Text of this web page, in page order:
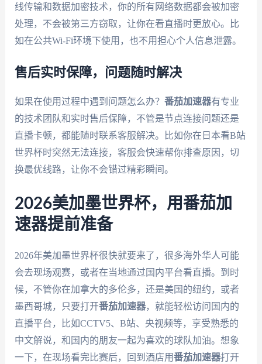
线传输和数据加密技术，你的所有网络数据都会被加密
处理，不会被第三方窃取，让你在看直播时更放心。比
如在公共Wi-Fi环境下使用，也不用担心个人信息泄露。
售后实时保障，问题随时解决
如果在使用过程中遇到问题怎么办？ 番茄加速器有专业
的技术团队和实时售后保障，不管是节点连接问题还是
直播卡顿，都能随时联系客服解决。比如你在日本看B站
世界杯时突然无法连接，客服会快速帮你排查原因，切
换最优线路，让你不会错过精彩瞬间。
2026美加墨世界杯，用番茄加
速器提前准备
2026年美加墨世界杯很快就要来了，很多海外华人可能
会去现场观赛，或者在当地通过国内平台看直播。到时
候，不管你在加拿大的多伦多，还是美国的纽约，或者
墨西哥城，只要打开番茄加速器，就能轻松访问国内的
直播平台，比如CCTV5、B站、央视频等，享受熟悉的
中文解说，和国内的朋友一起为喜欢的球队加油。想象
一下，在现场看完比赛后，回到酒店用番茄加速器打开